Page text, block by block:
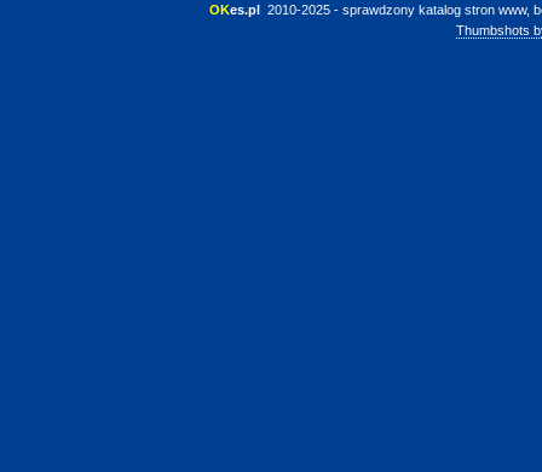
OKes.pl 2010-2025 - sprawdzony katalog stron www,
Thumbshots